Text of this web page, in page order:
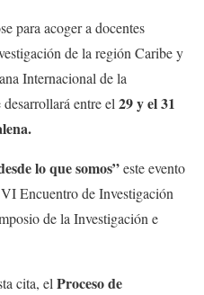
para acoger a docentes
de la región Caribe y
Internacional de la
entre el29 y el 31
lo que somos”este evento
Encuentro de Investigación
de la Investigación e
cita, elProceso de